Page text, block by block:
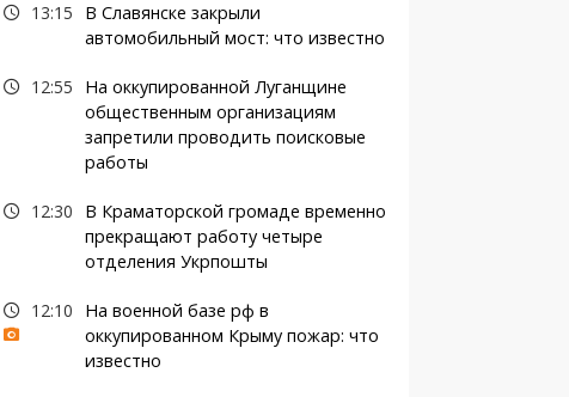
13:15
В Славянске закрыли
автомобильный мост: что известно
12:55
На оккупированной Луганщине
общественным организациям
запретили проводить поисковые
работы
12:30
В Краматорской громаде временно
прекращают работу четыре
отделения Укрпошты
12:10
На военной базе рф в
оккупированном Крыму пожар: что
известно